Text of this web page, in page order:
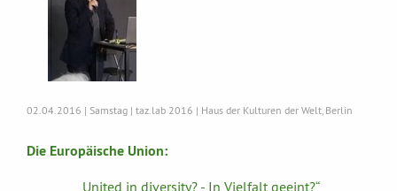
02.04.2016 | Samstag | taz.lab 2016 | Haus der Kulturen der Welt, Berlin
Die Europäische Union:
„United in diversity? - In Vielfalt geeint?“